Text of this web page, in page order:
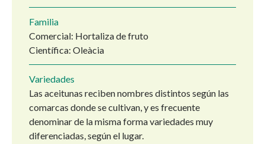
Familia
Comercial: Hortaliza de fruto
Científica: Oleàcia
Variedades
Las aceitunas reciben nombres distintos según las
comarcas donde se cultivan, y es frecuente
denominar de la misma forma variedades muy
diferenciadas, según el lugar.